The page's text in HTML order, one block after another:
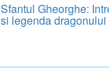
Sfantul Gheorghe:
si legenda dragonului